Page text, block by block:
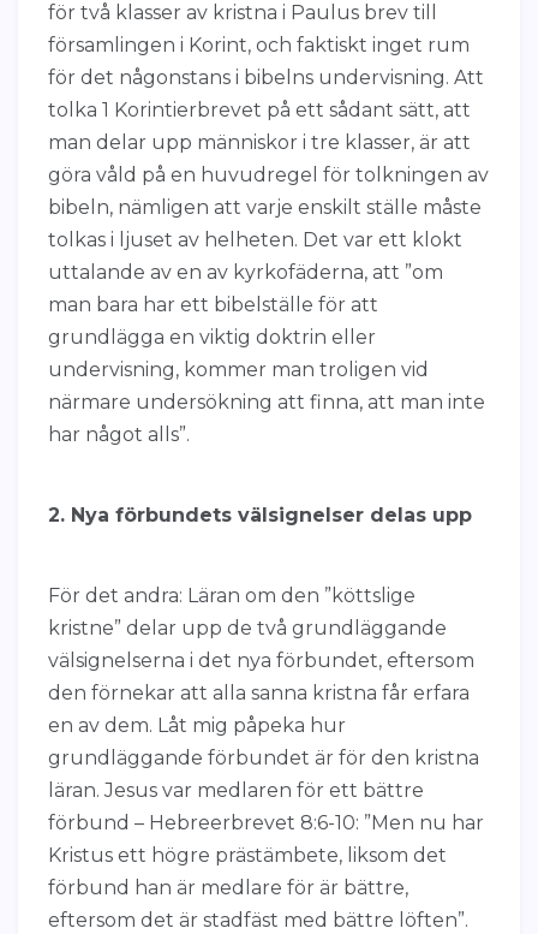
för två klasser av kristna i Paulus brev till
församlingen i Korint, och faktiskt inget rum
för det någonstans i bibelns undervisning. Att
tolka 1 Korintierbrevet på ett sådant sätt, att
man delar upp människor i tre klasser, är att
göra våld på en huvudregel för tolkningen av
bibeln, nämligen att varje enskilt ställe måste
tolkas i ljuset av helheten. Det var ett klokt
uttalande av en av kyrkofäderna, att ”om
man bara har ett bibelställe för att
grundlägga en viktig doktrin eller
undervisning, kommer man troligen vid
närmare undersökning att finna, att man inte
har något alls”.
2. Nya förbundets välsignelser delas upp
För det andra: Läran om den ”köttslige
kristne” delar upp de två grundläggande
välsignelserna i det nya förbundet, eftersom
den förnekar att alla sanna kristna får erfara
en av dem. Låt mig påpeka hur
grundläggande förbundet är för den kristna
läran. Jesus var medlaren för ett bättre
förbund – Hebreerbrevet 8:6-10: ”Men nu har
Kristus ett högre prästämbete, liksom det
förbund han är medlare för är bättre,
eftersom det är stadfäst med bättre löften”.